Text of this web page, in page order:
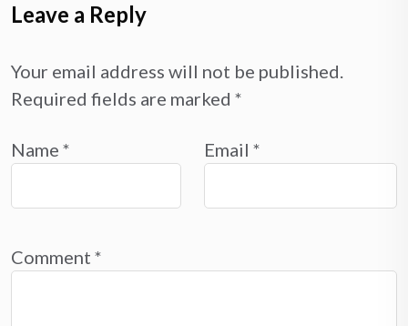
Leave a Reply
Your email address will not be published.
Required fields are marked *
Name * Email *
Comment *